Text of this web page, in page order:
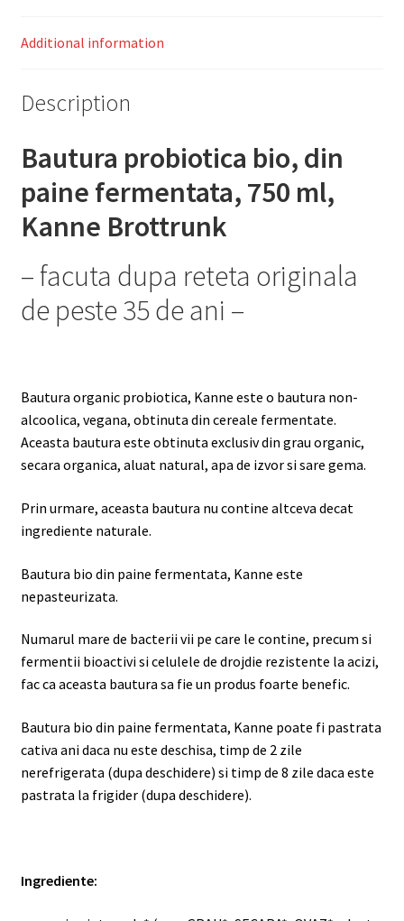
Additional information
Description
Bautura probiotica bio, din
paine fermentata, 750 ml,
Kanne Brottrunk
– facuta dupa reteta originala
de peste 35 de ani –
Bautura organic probiotica, Kanne este o bautura non-
alcoolica, vegana, obtinuta din cereale fermentate.
Aceasta bautura este obtinuta exclusiv din grau organic,
secara organica, aluat natural, apa de izvor si sare gema.
Prin urmare, aceasta bautura nu contine altceva decat
ingrediente naturale.
Bautura bio din paine fermentata, Kanne este
nepasteurizata.
Numarul mare de bacterii vii pe care le contine, precum si
fermentii bioactivi si celulele de drojdie rezistente la acizi,
fac ca aceasta bautura sa fie un produs foarte benefic.
Bautura bio din paine fermentata, Kanne poate fi pastrata
cativa ani daca nu este deschisa, timp de 2 zile
nerefrigerata (dupa deschidere) si timp de 8 zile daca este
pastrata la frigider (dupa deschidere).
Ingrediente: